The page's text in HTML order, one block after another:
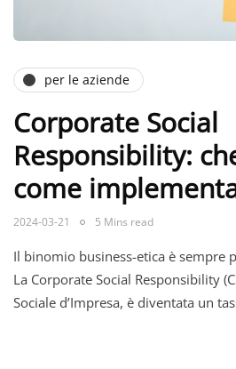
per le aziende
Corporate Social
Responsibility:
come
2024-03-21 5 Mins read
Il binomio business-etica è sempre
La Corporate Social Responsibility
Sociale d’Impresa, è diventata un